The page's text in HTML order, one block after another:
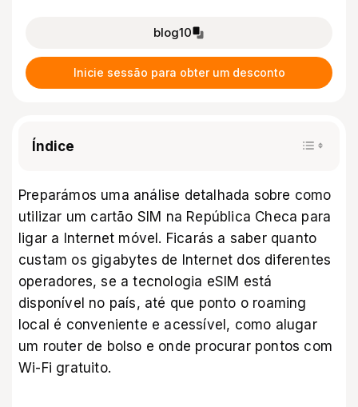
blog10
Inicie sessão para obter um desconto
Índice
Preparámos uma análise detalhada sobre como
utilizar um cartão SIM na República Checa para
ligar a Internet móvel. Ficarás a saber quanto
custam os gigabytes de Internet dos diferentes
operadores, se a tecnologia eSIM está
disponível no país, até que ponto o roaming
local é conveniente e acessível, como alugar
um router de bolso e onde procurar pontos com
Wi-Fi gratuito.